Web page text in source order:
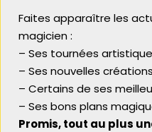
Magicien soirée tarif
Magicien pour soirée
Magicien close up lyon
Magicien close-up
Faites apparaître les
magicien :
– Ses tournées
– Ses nouvelles
– Certains de ses
– Ses bons plans
Promis, tout au plus